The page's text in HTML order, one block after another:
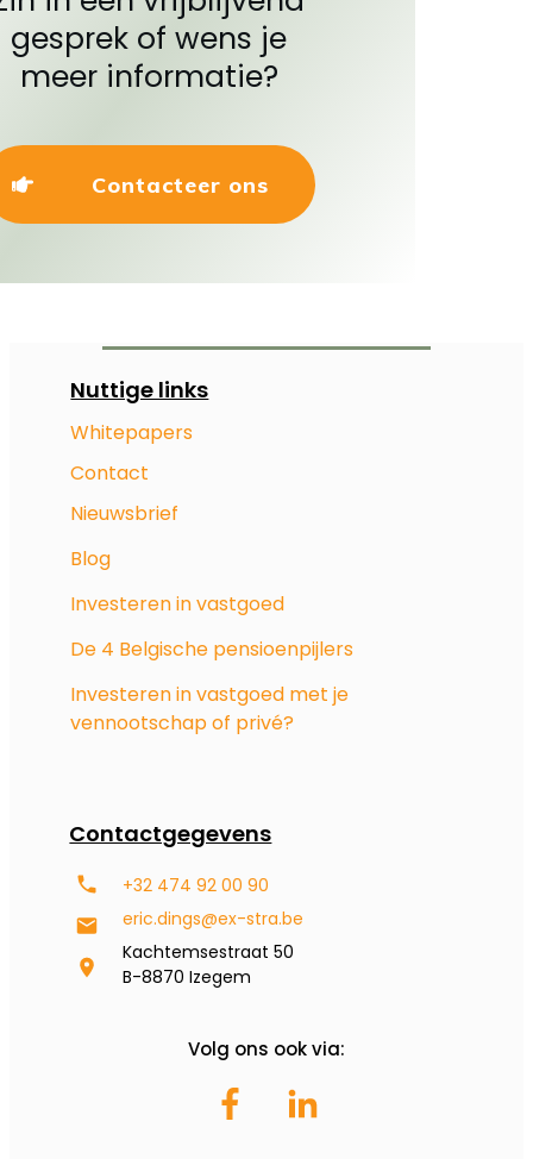
gesprek of wens je
meer informatie?
Contacteer ons
Nuttige links
Whitepapers
Contact
Nieuwsbrief
Blog
Investeren in vastgoed
De 4 Belgische pensioenpijlers
Investeren in vastgoed met je
vennootschap of privé?
Contactgegevens
+32 474 92 00 90
eric.dings@ex-stra.be
Kachtemsestraat 50
B-8870 Izegem
Volg ons ook via: